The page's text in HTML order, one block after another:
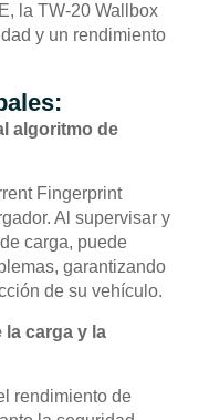
la TW-20 Wallbox
y un rendimiento
algoritmo de
Fingerprint
Al supervisar y
carga, puede
garantizando
de su vehículo.
la carga y la
rendimiento de